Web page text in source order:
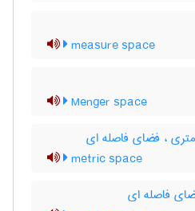
measure space
Menger space
، فضای فاصله ای
metric space
فاصله ای